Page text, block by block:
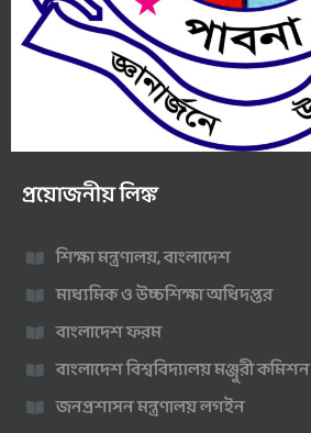
প্রয়োজনীয় লিঙ্ক
শিক্ষা মন্ত্রণালয়, বাংলাদেশ
মাধ্যমিক ও উচ্চশিক্ষা অধিদপ্তর
বাংলাদেশ ফরম
বাংলাদেশ বিশ্ববিদ্যালয় মঞ্জুরী কমিশন
জনপ্রশাসন মন্ত্রণালয় লগইন